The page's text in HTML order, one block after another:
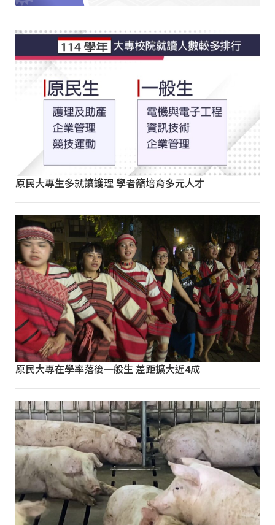
原民大專生多就讀護理 學者籲培育多元人才
原民大專在學率落後一般生 差距擴大近4成